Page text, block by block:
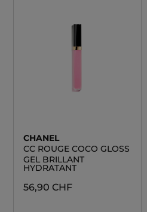
CHANEL
CC ROUGE COCO GLOSS
GEL BRILLANT
HYDRATANT
56,90 CHF